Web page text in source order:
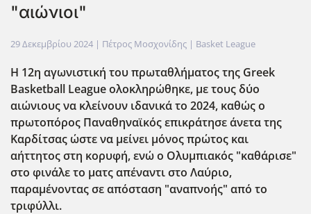
"αιώνιοι"
29 Δεκεμβρίου 2024 | Πέτρος Μοσχονίδης | Basket League
Η 12η αγωνιστική του πρωταθλήματος της Greek
Basketball League ολοκληρώθηκε, με τους δύο
αιώνιους να κλείνουν ιδανικά το 2024, καθώς ο
πρωτοπόρος Παναθηναϊκός επικράτησε άνετα της
Καρδίτσας ώστε να μείνει μόνος πρώτος και
αήττητος στη κορυφή, ενώ ο Ολυμπιακός "καθάρισε"
στο φινάλε το ματς απέναντι στο Λαύριο,
παραμένοντας σε απόσταση "αναπνοής" από το
τριφύλλι.